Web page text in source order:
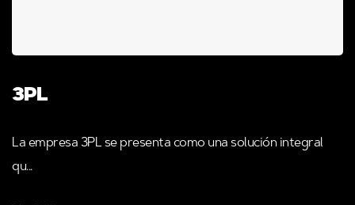
3PL
La empresa 3PL se presenta como una solución integral
qu...